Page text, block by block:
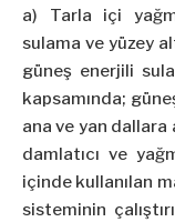
a) Tarla içi
sulama ve yüzey
güneş enerjili
kapsamında;
ana ve yan dallara
damlatıcı ve
içinde kullanılan
sisteminin